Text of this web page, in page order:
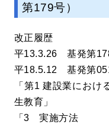
第179号）
改正履歴
平13.3.26 基発第
平18.5.12 基発第
「第1 建設業におけ
生教育」
「3 実施方法